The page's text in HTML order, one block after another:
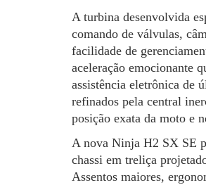
A turbina desenvolvida
comando de válvulas,
facilidade de
aceleração emocionante
assistência eletrônica de
refinados pela central
posição exata da moto e
A nova Ninja H2 SX SE
chassi em treliça
Assentos maiores,